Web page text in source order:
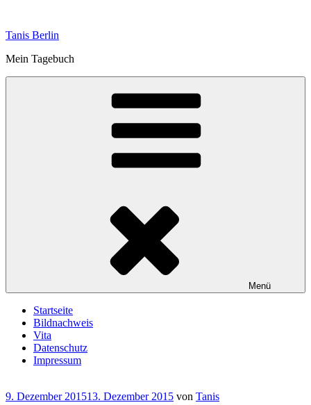
springen
Tanis Berlin
Mein Tagebuch
Menü
Startseite
Bildnachweis
Vita
Datenschutz
Impressum
Veröffentlicht
9. Dezember 201513. Dezember 2015 von Tanis